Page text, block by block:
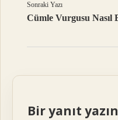
Sonraki Yazı
Cümle Vurgusu Nasıl
Bir yanıt yazın